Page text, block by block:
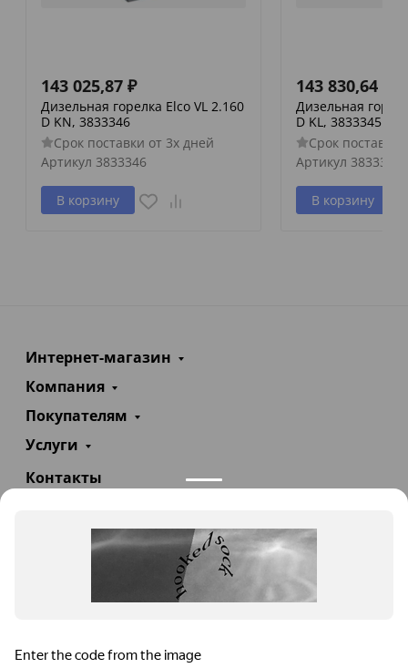
143 025,87 ₽
Дизельная горелка Elco VL 2.160
D KN, 3833346
Срок поставки от 3х дней
Артикул 3833346
В корзину
143 830,64
Дизельная
D KL, 3833345
Срок поставки
Артикул 3833345
В корзину
Интернет-магазин
Компания
Покупателям
Услуги
Контакты
info@teploexpert.com